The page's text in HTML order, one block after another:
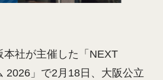
本社が主催した「NEXT
2026」で2月18日、大阪公立